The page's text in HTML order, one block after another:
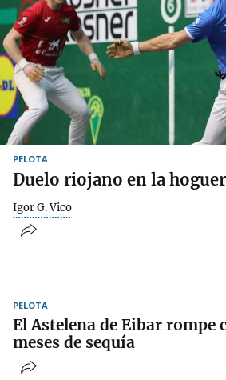
PELOTA
Duelo riojano en la
Igor G. Vico
PELOTA
El Astelena de Eibar rompe
meses de sequía